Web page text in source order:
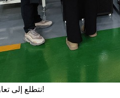
نتطلع إلى تعاون ناجح ومثمر مع شركائنا الجدد!